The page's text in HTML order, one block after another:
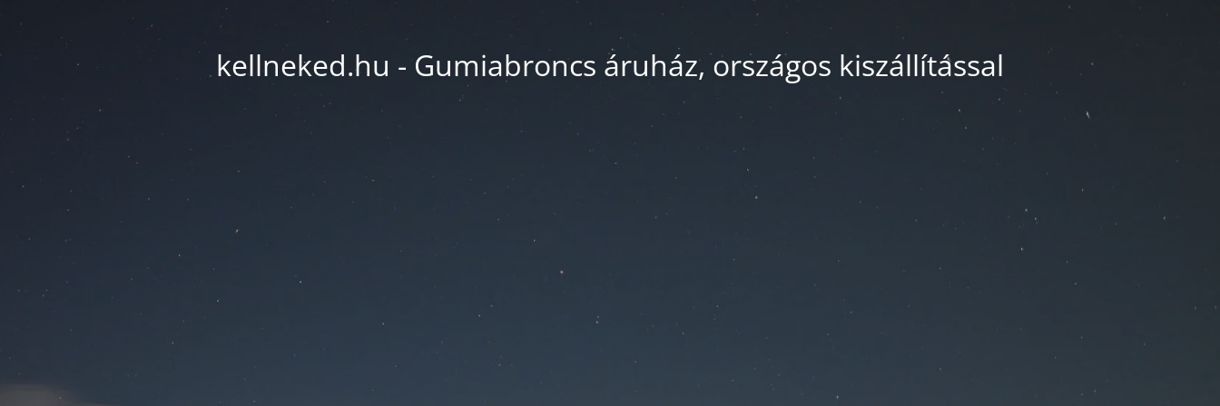
kellneked.hu - Gumiabroncs áruház, országos kiszállítással